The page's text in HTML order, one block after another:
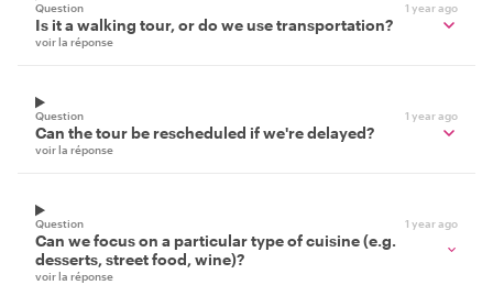
Question 1 year ago
Is it a walking tour, or do we use transportation?
voir la réponse
Question 1 year ago
Can the tour be rescheduled if we're delayed?
voir la réponse
Question 1 year ago
Can we focus on a particular type of cuisine (e.g.
desserts, street food, wine)?
voir la réponse